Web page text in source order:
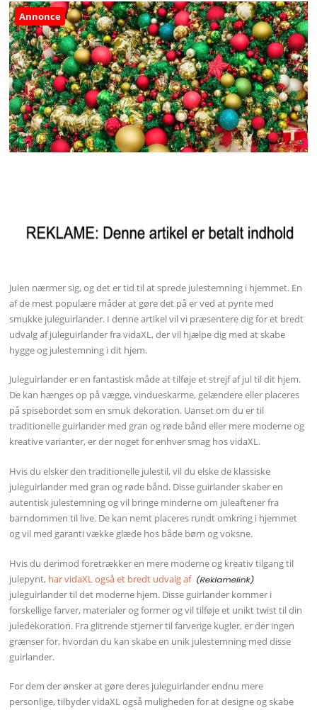
Annonce
Julen nærmer sig, og det er tid til at sprede julestemning i hjemmet. En
af de mest populære måder at gøre det på er ved at pynte med
smukke juleguirlander. I denne artikel vil vi præsentere dig for et bredt
udvalg af juleguirlander fra vidaXL, der vil hjælpe dig med at skabe
hygge og julestemning i dit hjem.
Juleguirlander er en fantastisk måde at tilføje et strejf af jul til dit hjem.
De kan hænges op på vægge, vindueskarme, gelændere eller placeres
på spisebordet som en smuk dekoration. Uanset om du er til
traditionelle guirlander med gran og røde bånd eller mere moderne og
kreative varianter, er der noget for enhver smag hos vidaXL.
Hvis du elsker den traditionelle julestil, vil du elske de klassiske
juleguirlander med gran og røde bånd. Disse guirlander skaber en
autentisk julestemning og vil bringe minderne om juleaftener fra
barndommen til live. De kan nemt placeres rundt omkring i hjemmet
og vil med garanti vække glæde hos både børn og voksne.
Hvis du derimod foretrækker en mere moderne og kreativ tilgang til
julepynt, har vidaXL også et bredt udvalg af
juleguirlander til det moderne hjem. Disse guirlander kommer i
forskellige farver, materialer og former og vil tilføje et unikt twist til din
juledekoration. Fra glitrende stjerner til farverige kugler, er der ingen
grænser for, hvordan du kan skabe en unik julestemning med disse
guirlander.
For dem der ønsker at gøre deres juleguirlander endnu mere
personlige, tilbyder vidaXL også muligheden for at designe og skabe